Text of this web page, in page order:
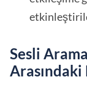
Sesli